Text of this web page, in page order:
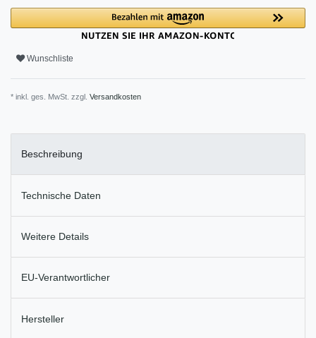
Wunschliste
* inkl. ges. MwSt. zzgl. Versandkosten
Beschreibung
Technische Daten
Weitere Details
EU-Verantwortlicher
Hersteller